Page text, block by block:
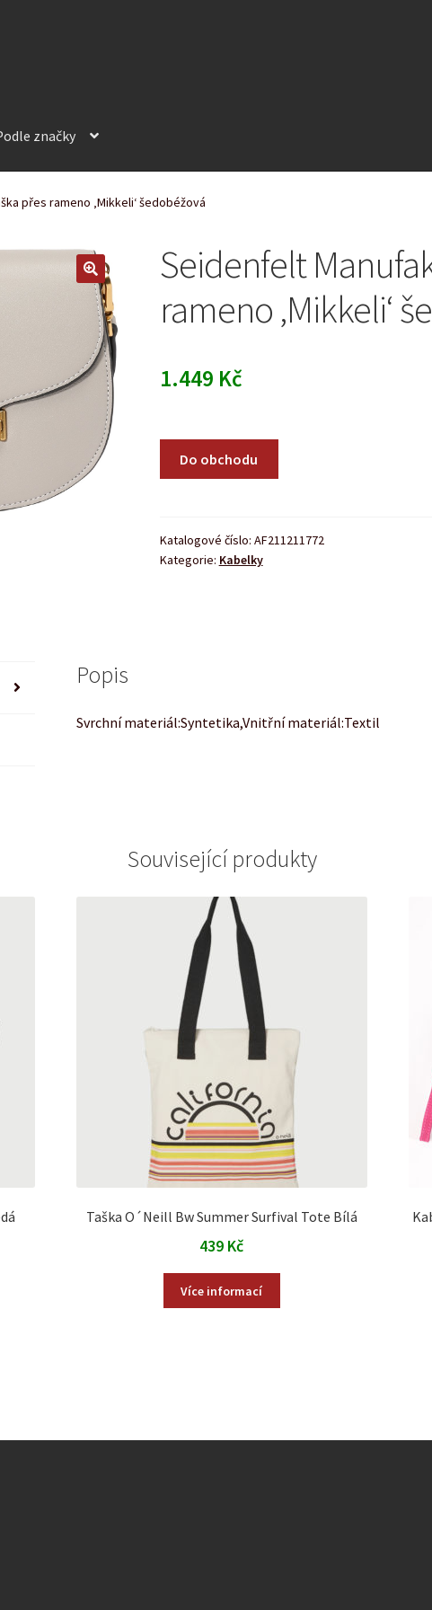
značky
přes rameno ‚Mikkeli‘ šedobéžová
Seidenfelt
rameno ‚Mikkeli‘
1.449 Kč
Do obchodu
Katalogové číslo: AF211211772
Kategorie: Kabelky
Popis
Svrchní materiál:Syntetika,Vnitřní materiál:Textil
Související produkty
Taška O´Neill Bw Summer Surfival Tote Bílá
439 Kč
Více informací